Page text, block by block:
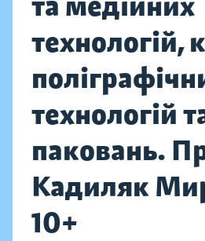
технологій,
технологій
паковань.
Кадиляк
10+